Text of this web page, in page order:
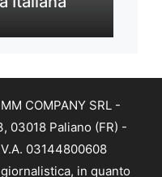
COMPANY SRL -
03018 Paliano (FR) -
03144800608
in quanto